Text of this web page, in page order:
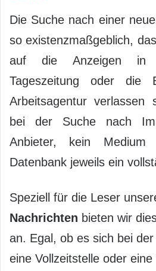
Die Suche nach einer
so existenzmaßgeblich,
auf die Anzeigen in
Tageszeitung oder die
Arbeitsagentur verlassen
bei der Suche nach
Anbieter, kein
Datenbank jeweils ein
Speziell für die Leser
Nachrichten bieten wir
an. Egal, ob es sich bei
eine Vollzeitstelle oder eine